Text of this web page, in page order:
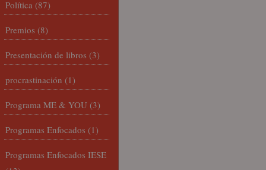
Política (87)
Premios (8)
Presentación de libros (3)
procrastinación (1)
Programa ME & YOU (3)
Programas Enfocados (1)
Programas Enfocados IESE